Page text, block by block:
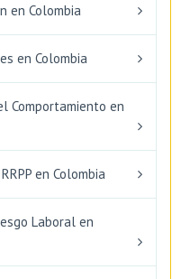
en Colombia
en Colombia
Comportamiento en
en Colombia
Laboral en